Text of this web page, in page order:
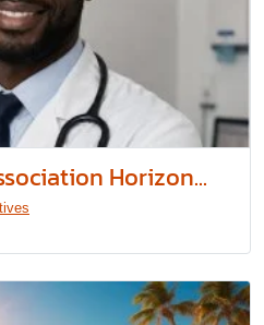
Horizon...